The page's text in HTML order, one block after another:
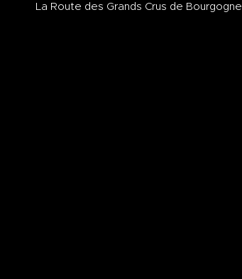
La Route des Grands Crus de Bourgogne